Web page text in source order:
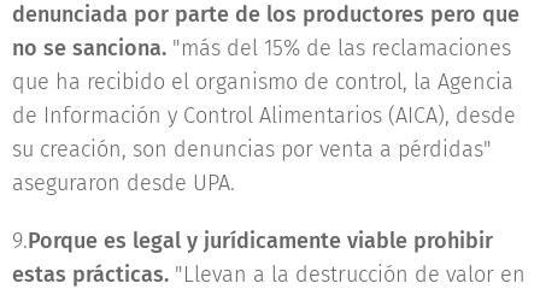
denunciada por parte de los productores pero que
no se sanciona. "más del 15% de las reclamaciones
que ha recibido el organismo de control, la Agencia
de Información y Control Alimentarios (AICA), desde
su creación, son denuncias por venta a pérdidas"
aseguraron desde UPA.
9.Porque es legal y jurídicamente viable prohibir
estas prácticas. "Llevan a la destrucción de valor en